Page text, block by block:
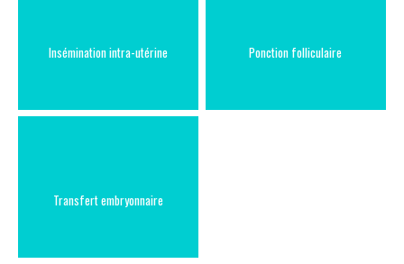
Insémination intra-utérine Ponction folliculaire
Transfert embryonnaire